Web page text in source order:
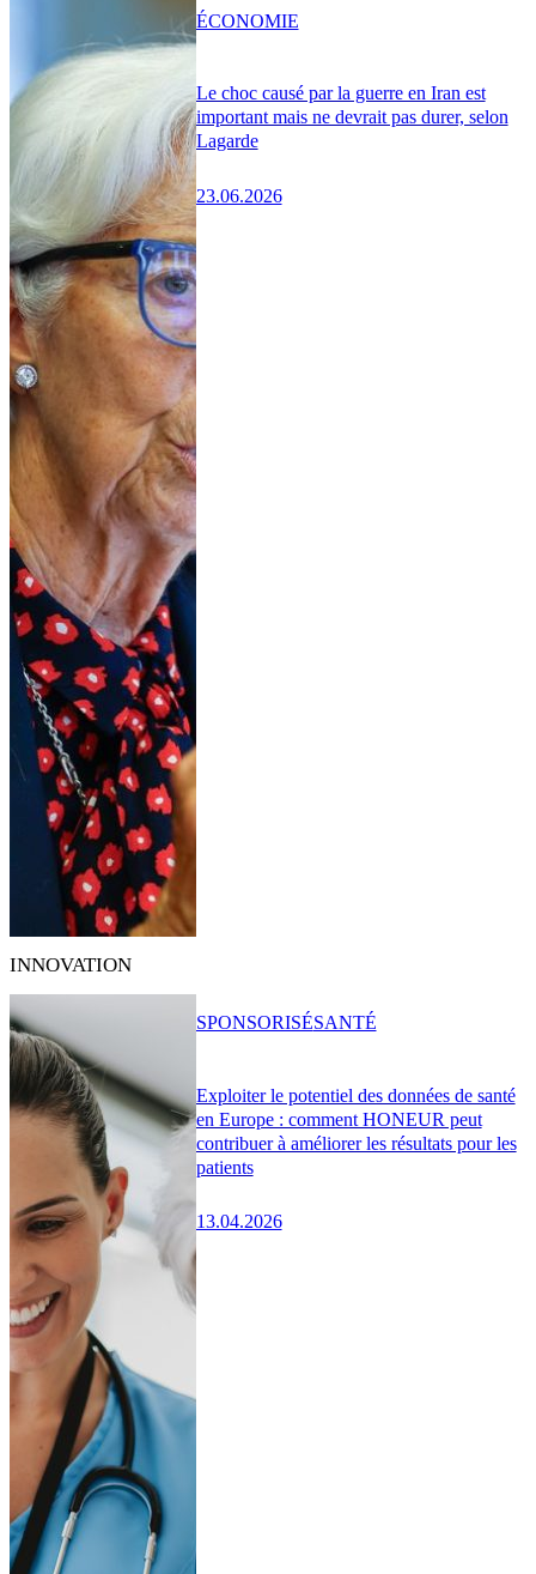
Le choc causé par la guerre en Iran est
important mais ne devrait pas durer, selon
Lagarde
23.06.2026
ÉCONOMIE
INNOVATION
Exploiter le potentiel des données de santé
en Europe : comment HONEUR peut
contribuer à améliorer les résultats pour les
patients
13.04.2026
SPONSORISÉSANTÉ